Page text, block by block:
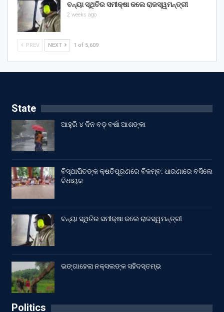
ବନ୍ୟା ସ୍ଥିତିର ସମୀକ୍ଷା କଲେ ରାଜସ୍ୱମନ୍ତ୍ରୀ
2 weeks ago
PREV NEXT 1 of 5,609
State
ଆହୁରି ୪ ଦିନ ବଡ଼ ବର୍ଷା ଆଶଙ୍କା
ବିସ୍ଥାପିତଙ୍କ କ୍ଷତିପୂରଣରେ ବିଳମ୍ବ: ଧାରଣାରେ ବସିଲେ
ବିଧାୟକ
ବନ୍ୟା ସ୍ଥିତିର ସମୀକ୍ଷା କଲେ ରାଜସ୍ୱମନ୍ତ୍ରୀ
ଭଙ୍ଗାହେଲା ନକ୍ସଲଙ୍କ ସହିଦସ୍ତମ୍ଭ
Politics